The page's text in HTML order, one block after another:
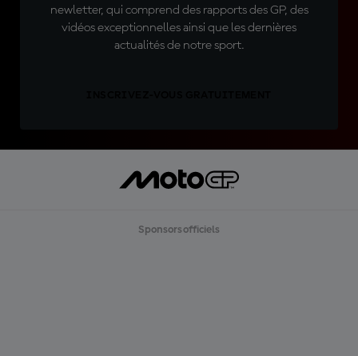
newletter, qui comprend des rapports des GP, des
vidéos exceptionnelles ainsi que les dernières
actualités de notre sport.
Sponsors officiels